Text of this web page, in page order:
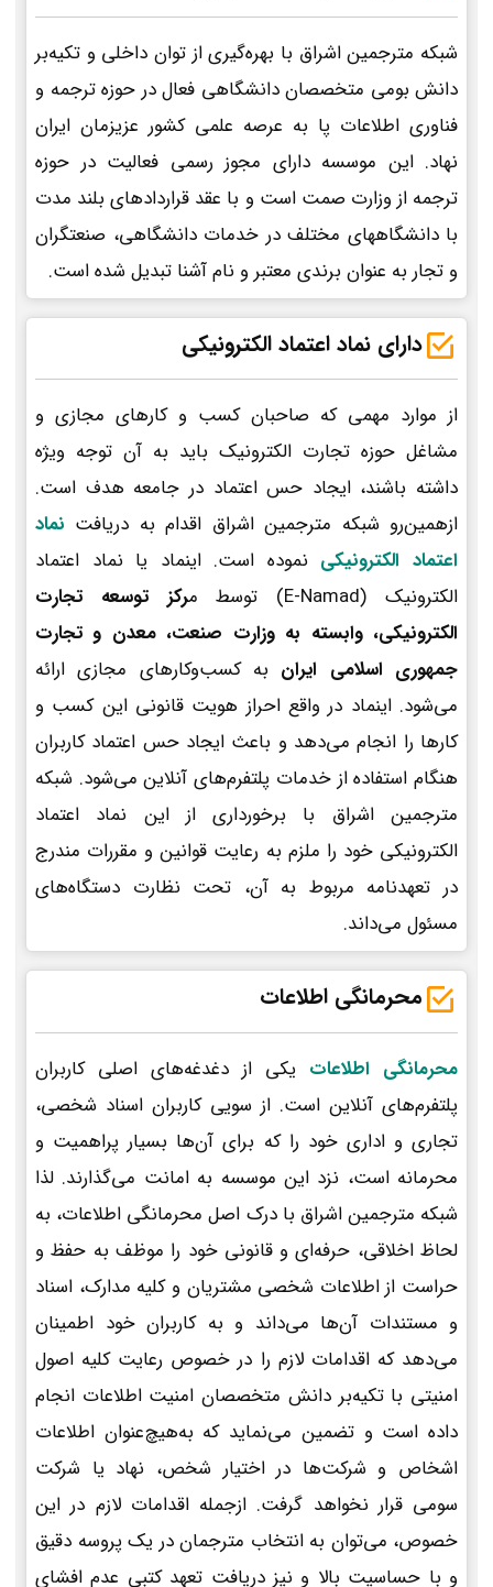
شبکه مترجمین اشراق با بهره‌گیری از توان داخلی و تکیه‌بر
دانش بومی متخصصان دانشگاهی فعال در حوزه ترجمه و
فناوری اطلاعات پا به عرصه علمی کشور عزیزمان ایران
نهاد. این موسسه دارای مجوز رسمی فعالیت در حوزه
ترجمه از وزارت صمت است و با عقد قراردادهای بلند مدت
با دانشگاههای مختلف در خدمات دانشگاهی، صنعتگران
و تجار به عنوان برندی معتبر و نام آشنا تبدیل شده است.
دارای نماد اعتماد الکترونیکی
از موارد مهمی که صاحبان کسب و کارهای مجازی و
مشاغل حوزه تجارت الکترونیک باید به آن توجه ویژه
داشته باشند، ایجاد حس اعتماد در جامعه هدف است.
ازهمین‌رو شبکه مترجمین اشراق اقدام به دریافت نماد
اعتماد الکترونیکی نموده است. اینماد یا نماد اعتماد
الکترونیک (E-Namad) توسط م
رکز توسعه تجارت
الکترونیکی، وابسته به وزارت صنعت، معدن و تجارت
جمهوری اسلامی ایران به کسب‌وکارهای مجازی ارائه
می‌شود. اینماد در واقع احراز هویت قانونی این کسب و
کارها را انجام می‌دهد و باعث ایجاد حس اعتماد کاربران
هنگام استفاده از خدمات پلتفرم‌های آنلاین می‌شود. شبکه
مترجمین اشراق با برخورداری از این نماد اعتماد
الکترونیکی خود را ملزم به رعایت قوانین و مقررات مندرج
در تعهدنامه مربوط به آن، تحت نظارت دستگاه‌های
مسئول می‌داند.
محرمانگی اطلاعات
محرمانگی اطلاعات یکی از دغدغه‌های اصلی کاربران
پلتفرم‌های آنلاین است. از سویی کاربران اسناد شخصی،
تجاری و اداری خود را که برای آن‌ها بسیار پراهمیت و
محرمانه است، نزد این موسسه به امانت می‌گذارند. لذا
شبکه مترجمین اشراق با درک اصل محرمانگی اطلاعات، به
لحاظ اخلاقی، حرفه‌ای و قانونی خود را موظف به حفظ و
حراست از اطلاعات شخصی مشتریان و کلیه مدارک، اسناد
و مستندات آن‌ها می‌داند و به کاربران خود اطمینان
می‌دهد که اقدامات لازم را در خصوص رعایت کلیه اصول
امنیتی با تکیه‌بر دانش متخصصان امنیت اطلاعات انجام
داده است و تضمین می‌نماید که به‌هیچ‌عنوان اطلاعات
اشخاص و شرکت‌ها در اختیار شخص، نهاد یا شرکت
سومی قرار نخواهد گرفت. ازجمله اقدامات لازم در این
خصوص، می‌توان به انتخاب مترجمان در یک پروسه دقیق
و با حساسیت بالا و نیز دریافت تعهد کتبی عدم افشای